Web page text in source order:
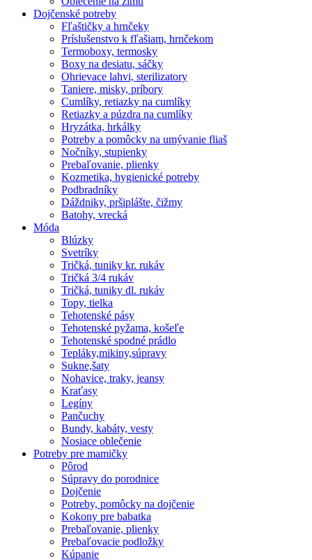
Dojčenské potreby
Fľaštičky a hrnčeky
Príslušenstvo k fľašiam, hrnčekom
Termoboxy, termosky
Boxy na desiatu, sáčky
Ohrievace lahvi, sterilizatory
Taniere, misky, príbory
Cumlíky, retiazky na cumlíky
Retiazky a púzdra na cumlíky
Hryzátka, hrkálky
Potreby a pomôcky na umývanie fliaš
Nočníky, stupienky
Prebaľovanie, plienky
Kozmetika, hygienické potreby
Podbradníky
Dáždniky, pršiplášte, čižmy
Batohy, vrecká
Móda
Blúzky
Svetríky
Tričká, tuniky kr. rukáv
Tričká 3/4 rukáv
Tričká, tuniky dl. rukáv
Topy, tielka
Tehotenské pásy
Tehotenské pyžama, košeľe
Tehotenské spodné prádlo
Tepláky,mikiny,súpravy
Sukne,šaty
Nohavice, traky, jeansy
Kraťasy
Legíny
Pančuchy
Bundy, kabáty, vesty
Nosiace oblečenie
Potreby pre mamičky
Pôrod
Súpravy do porodnice
Dojčenie
Potreby, pomôcky na dojčenie
Kokony pre babatka
Prebaľovanie, plienky
Prebaľovacie podložky
Kúpanie